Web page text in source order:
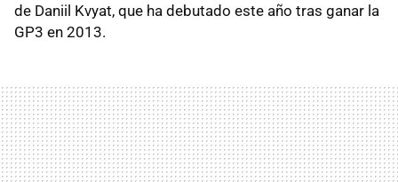
de Daniil Kvyat, que ha debutado este año tras ganar la
GP3 en 2013.